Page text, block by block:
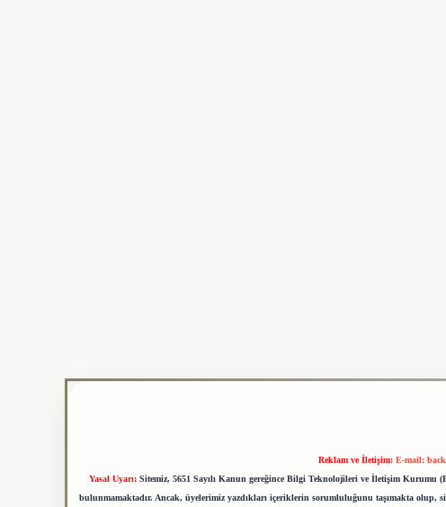
Reklam ve İletişim: E-mail:
Yasal Uyarı: Sitemiz, 5651 Sayılı Kanun gereğince Bilgi Teknolojileri ve İletişim Kurumu
bulunmamaktadır. Ancak, üyelerimiz yazdıkları içeriklerin sorumluluğunu taşımakta olup,